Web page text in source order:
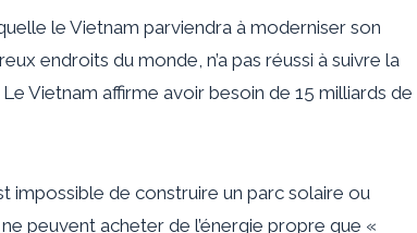
le Vietnam parviendra à moderniser son
endroits du monde, n’a pas réussi à suivre la
Vietnam affirme avoir besoin de 15 milliards de
impossible de construire un parc solaire ou
peuvent acheter de l’énergie propre que «